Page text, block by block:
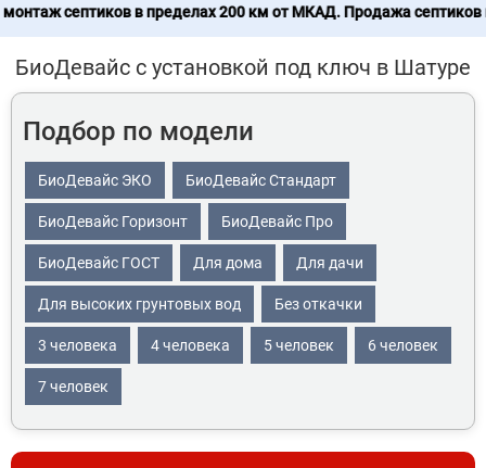
в пределах 200 км от МКАД. Продажа септиков по всей
БиоДевайс с установкой под ключ в Шатуре
Подбор по модели
БиоДевайс ЭКО БиоДевайс Стандарт
БиоДевайс Горизонт БиоДевайс Про
БиоДевайс ГОСТ Для дома Для дачи
Для высоких грунтовых вод Без откачки
3 человека 4 человека 5 человек 6 человек
7 человек